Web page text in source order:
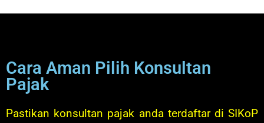
Cara Aman Pilih Konsultan
Pajak
Pastikan konsultan pajak anda terdaftar di SIKoP